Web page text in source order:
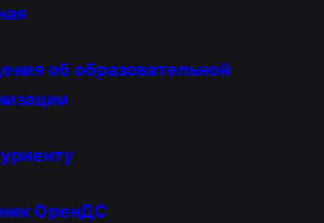
об образовательной
ОренДС